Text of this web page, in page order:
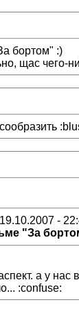
бортом" :)
щас чего-
-
"За
а у нас
:confuse: